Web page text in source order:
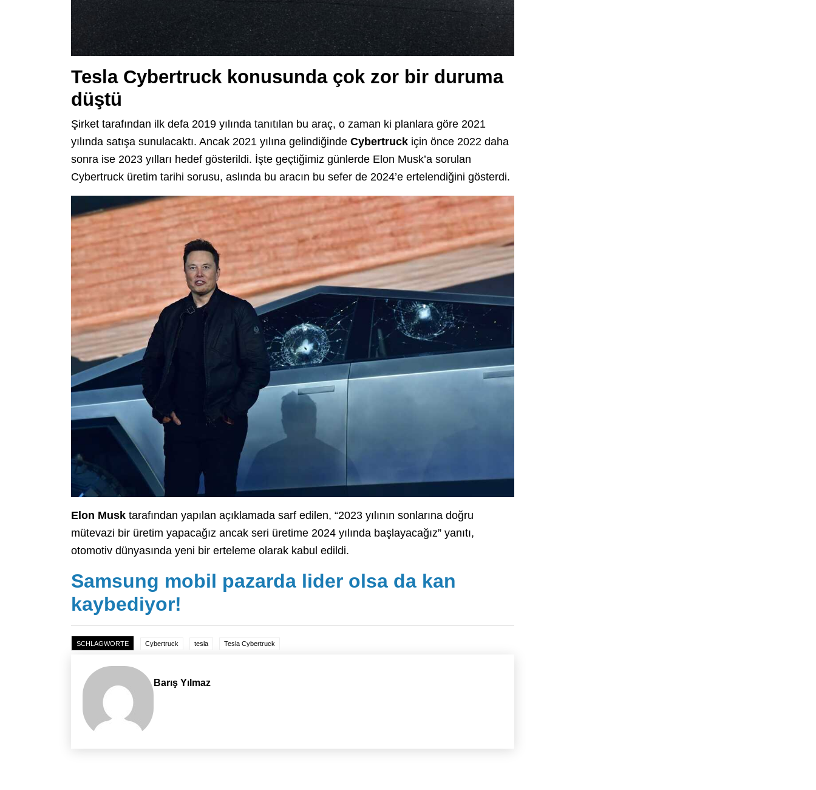
Tesla Cybertruck konusunda çok zor bir duruma
düştü
Şirket tarafından ilk defa 2019 yılında tanıtılan bu araç, o zaman ki planlara göre 2021
yılında satışa sunulacaktı. Ancak 2021 yılına gelindiğinde Cybertruck için önce 2022 daha
sonra ise 2023 yılları hedef gösterildi. İşte geçtiğimiz günlerde Elon Musk’a sorulan
Cybertruck üretim tarihi sorusu, aslında bu aracın bu sefer de 2024’e ertelendiğini gösterdi.
Elon Musk tarafından yapılan açıklamada sarf edilen, “2023 yılının sonlarına doğru
mütevazi bir üretim yapacağız ancak seri üretime 2024 yılında başlayacağız” yanıtı,
otomotiv dünyasında yeni bir erteleme olarak kabul edildi.
Samsung mobil pazarda lider olsa da kan
kaybediyor!
SCHLAGWORTE Cybertruck tesla Tesla Cybertruck
Barış Yılmaz